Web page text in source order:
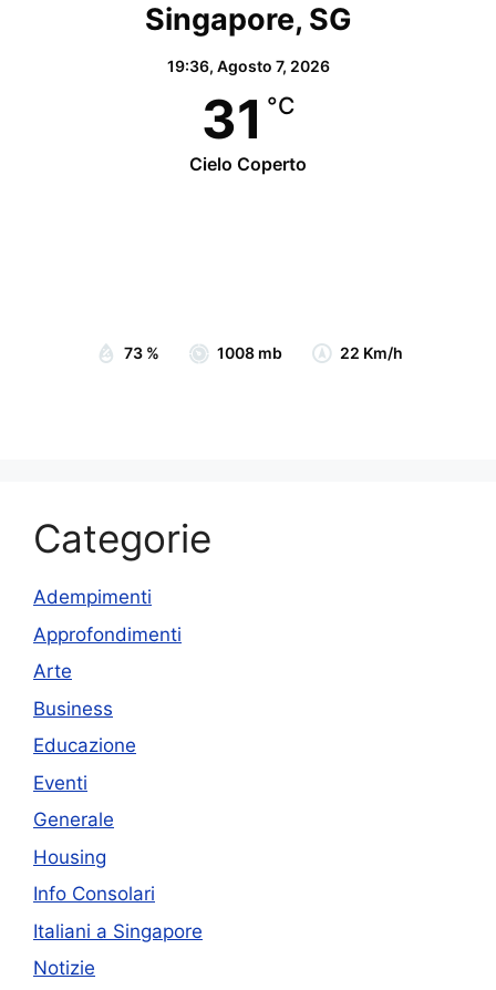
Singapore, SG
19:36, Agosto 7, 2026
31 °C
Cielo Coperto
73 % 1008 mb 22 Km/h
Categorie
Adempimenti
Approfondimenti
Arte
Business
Educazione
Eventi
Generale
Housing
Info Consolari
Italiani a Singapore
Notizie